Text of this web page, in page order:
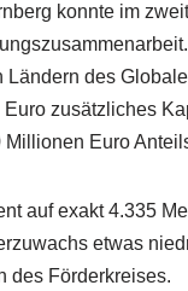
konnte im
des
zusätzliches
Euro
auf exakt 4.335
etwas
des Förderkreises.